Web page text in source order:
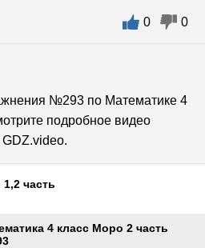
0 0
№293 по Математике 4
подробное видео
часть
4 класс Моро 2 часть
601 просмотр
580 просмотров
4 класс Моро 2 часть